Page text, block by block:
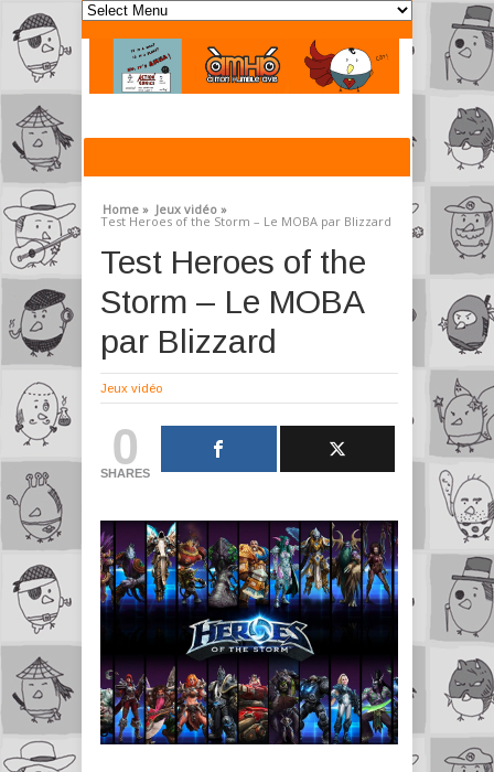
Home » Jeux vidéo »
Test Heroes of the Storm – Le MOBA par Blizzard
Test Heroes of the
Storm – Le MOBA
par Blizzard
Jeux vidéo
0
SHARES